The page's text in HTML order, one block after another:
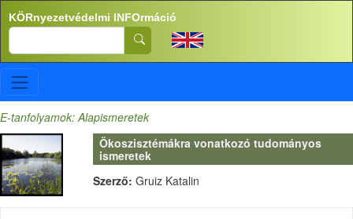
Ugrás a tartalomra
KÖRnyezetvédelmi INFOrmáció
Search
E-tanfolyamok: Alapismeretek
Ökoszisztémákra vonatkozó tudományos
ismeretek
Szerző: Gruiz Katalin